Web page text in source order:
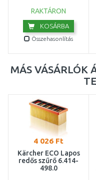
RAKTÁRON
KOSÁRBA
Összehasonlítás
MÁS VÁSÁRLÓK
4 026 Ft
Kärcher ECO Lapos
redős szűrő 6.414-
498.0